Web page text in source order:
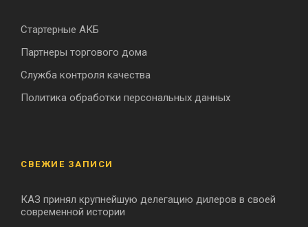
Стартерные АКБ
Партнеры торгового дома
Служба контроля качества
Политика обработки персональных данных
СВЕЖИЕ ЗАПИСИ
КАЗ принял крупнейшую делегацию дилеров в своей
современной истории